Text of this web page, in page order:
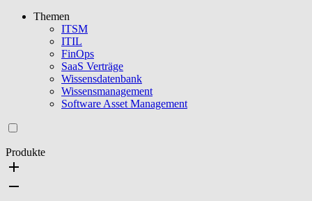
Themen
ITSM
ITIL
FinOps
SaaS Verträge
Wissensdatenbank
Wissensmanagement
Software Asset Management
Produkte